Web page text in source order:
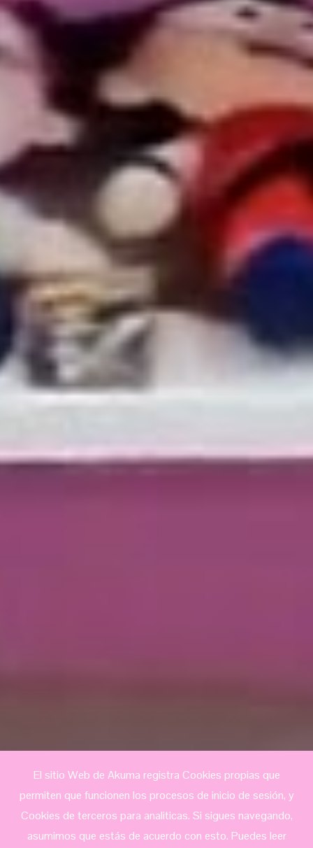
El sitio Web de Akuma registra Cookies propias que
permiten que funcionen los procesos de inicio de sesión, y
Cookies de terceros para analiticas. Si sigues navegando,
asumimos que estás de acuerdo con esto. Puedes leer